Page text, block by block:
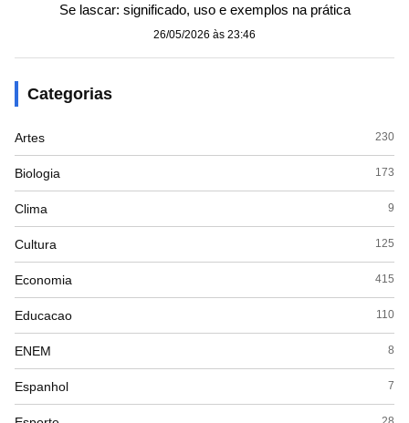
Se lascar: significado, uso e exemplos na prática
26/05/2026 às 23:46
Categorias
Artes 230
Biologia 173
Clima 9
Cultura 125
Economia 415
Educacao 110
ENEM 8
Espanhol 7